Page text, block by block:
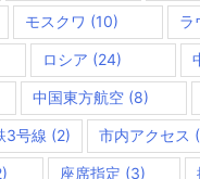
モスクワ (10) ラ
ロシア (24)
中国東方航空 (8)
3号線 (2) 市内アクセス
座席指定 (3)